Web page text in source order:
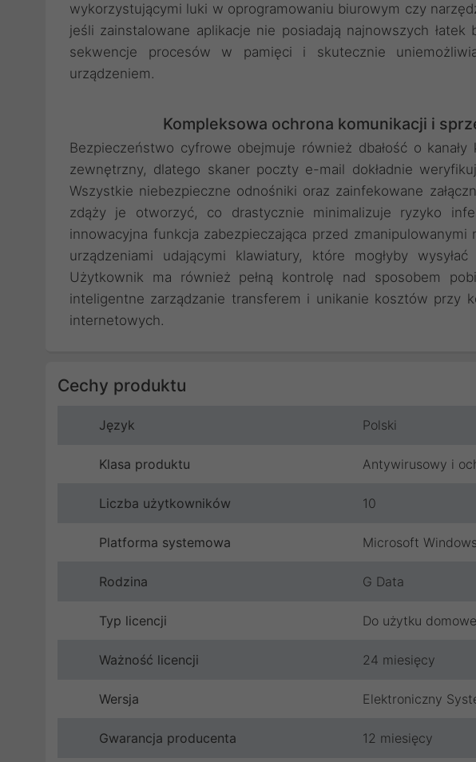
wykorzystującymi luki w oprogramowaniu biurowym czy
jeśli zainstalowane aplikacje nie posiadają najnowszych
sekwencje procesów w pamięci i skutecznie
urządzeniem.
Kompleksowa ochrona komunikacji i
Bezpieczeństwo cyfrowe obejmuje również dbałość o kanały
zewnętrzny, dlatego skaner poczty e-mail dokładnie
Wszystkie niebezpieczne odnośniki oraz zainfekowane
zdąży je otworzyć, co drastycznie minimalizuje ryzyko
innowacyjna funkcja zabezpieczająca przed
urządzeniami udającymi klawiatury, które mogłyby
Użytkownik ma również pełną kontrolę nad sposobem
inteligentne zarządzanie transferem i unikanie kosztów przy
internetowych.
Cechy produktu
Język Polski
Klasa produktu Antywirusowy i
Liczba użytkowników 10
Platforma systemowa Microsoft
Rodzina G Data
Typ licencji Do użytku
Ważność licencji 24 miesięcy
Wersja Elektroniczny
Gwarancja producenta 12 miesięcy